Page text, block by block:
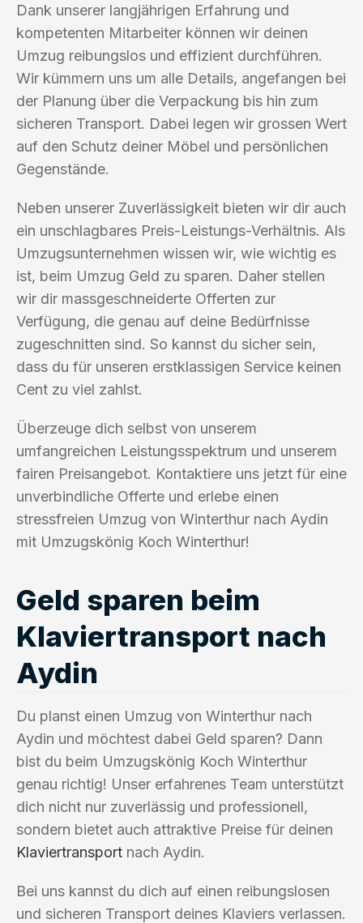
Dank unserer langjährigen Erfahrung und
kompetenten Mitarbeiter können wir deinen
Umzug reibungslos und effizient durchführen.
Wir kümmern uns um alle Details, angefangen bei
der Planung über die Verpackung bis hin zum
sicheren Transport. Dabei legen wir grossen Wert
auf den Schutz deiner Möbel und persönlichen
Gegenstände.
Neben unserer Zuverlässigkeit bieten wir dir auch
ein unschlagbares Preis-Leistungs-Verhältnis. Als
Umzugsunternehmen wissen wir, wie wichtig es
ist, beim Umzug Geld zu sparen. Daher stellen
wir dir massgeschneiderte Offerten zur
Verfügung, die genau auf deine Bedürfnisse
zugeschnitten sind. So kannst du sicher sein,
dass du für unseren erstklassigen Service keinen
Cent zu viel zahlst.
Überzeuge dich selbst von unserem
umfangreichen Leistungsspektrum und unserem
fairen Preisangebot. Kontaktiere uns jetzt für eine
unverbindliche Offerte und erlebe einen
stressfreien Umzug von Winterthur nach Aydin
mit Umzugskönig Koch Winterthur!
Geld sparen beim
Klaviertransport nach
Aydin
Du planst einen Umzug von Winterthur nach
Aydin und möchtest dabei Geld sparen? Dann
bist du beim Umzugskönig Koch Winterthur
genau richtig! Unser erfahrenes Team unterstützt
dich nicht nur zuverlässig und professionell,
sondern bietet auch attraktive Preise für deinen
Klaviertransport nach Aydin.
Bei uns kannst du dich auf einen reibungslosen
und sicheren Transport deines Klaviers verlassen.